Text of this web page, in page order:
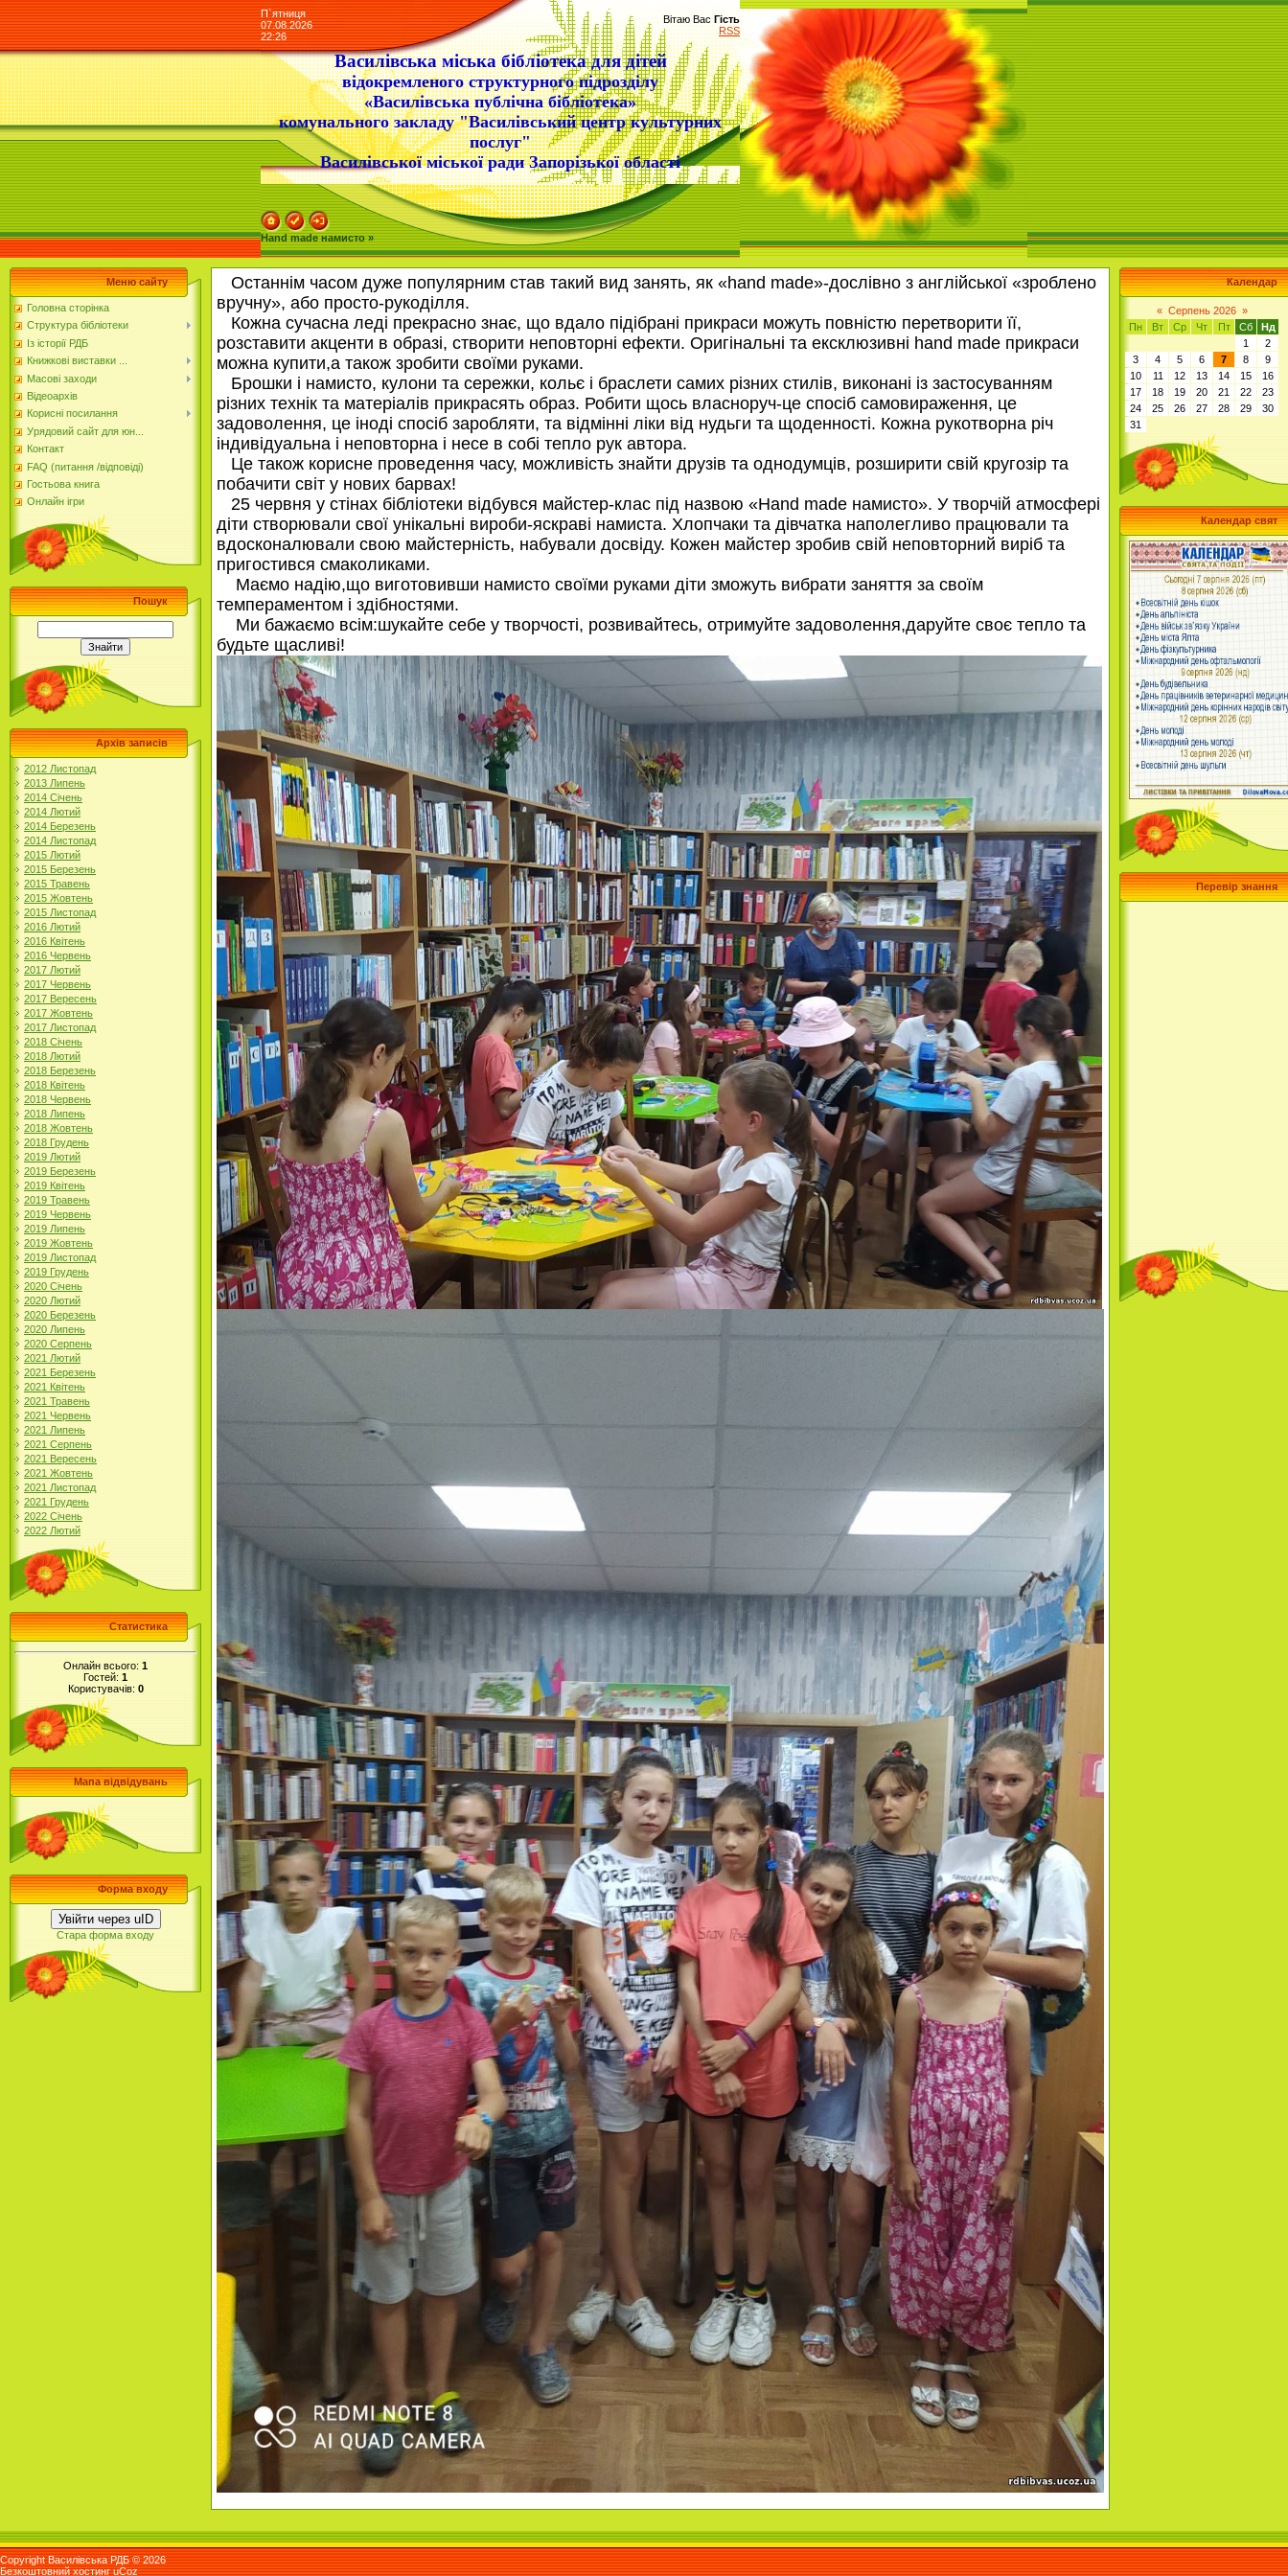
П`ятниця
07.08.2026
22:26
Вітаю Вас Гість
RSS
Василівська міська бібліотека для дітей
відокремленого структурного підрозділу
«Василівська публічна бібліотека»
комунального закладу "Василівський центр культурних
послуг"
Василівської міської ради Запорізької області
Hand made намисто »
Меню сайту
Головна сторінка
Структура бібліотеки
Із історії РДБ
Книжкові виставки ...
Масові заходи
Відеоархів
Корисні посилання
Урядовий сайт для юн...
Контакт
FAQ (питання /відповіді)
Гостьова книга
Онлайн ігри
Пошук
Архів записів
2012 Листопад
2013 Липень
2014 Січень
2014 Лютий
2014 Березень
2014 Листопад
2015 Лютий
2015 Березень
2015 Травень
2015 Жовтень
2015 Листопад
2016 Лютий
2016 Квітень
2016 Червень
2017 Лютий
2017 Червень
2017 Вересень
2017 Жовтень
2017 Листопад
2018 Січень
2018 Лютий
2018 Березень
2018 Квітень
2018 Червень
2018 Липень
2018 Жовтень
2018 Грудень
2019 Лютий
2019 Березень
2019 Квітень
2019 Травень
2019 Червень
2019 Липень
2019 Жовтень
2019 Листопад
2019 Грудень
2020 Січень
2020 Лютий
2020 Березень
2020 Липень
2020 Серпень
2021 Лютий
2021 Березень
2021 Квітень
2021 Травень
2021 Червень
2021 Липень
2021 Серпень
2021 Вересень
2021 Жовтень
2021 Листопад
2021 Грудень
2022 Січень
2022 Лютий
Статистика
Онлайн всього: 1
Гостей: 1
Користувачів: 0
Мапа відвідувань
Форма входу
Увійти через uID
Стара форма входу
Останнім часом дуже популярним став такий вид занять, як «hand made»-дослівно з англійської «зроблено
вручну», або просто-рукоділля.
Кожна сучасна леді прекрасно знає, що вдало підібрані прикраси можуть повністю перетворити її,
розставити акценти в образі, створити неповторні ефекти. Оригінальні та ексклюзивні hand made прикраси
можна купити,а також зробити своїми руками.
Брошки і намисто, кулони та сережки, кольє і браслети самих різних стилів, виконані із застосуванням
різних технік та матеріалів прикрасять образ. Робити щось власноруч-це спосіб самовираження, це
задоволення, це іноді спосіб заробляти, та відмінні ліки від нудьги та щоденності. Кожна рукотворна річ
індивідуальна і неповторна і несе в собі тепло рук автора.
Це також корисне проведення часу, можливість знайти друзів та однодумців, розширити свій кругозір та
побачити світ у нових барвах!
25 червня у стінах бібліотеки відбувся майстер-клас під назвою «Hand made намисто». У творчій атмосфері
діти створювали свої унікальні вироби-яскраві намиста. Хлопчаки та дівчатка наполегливо працювали та
вдосконалювали свою майстерність, набували досвіду. Кожен майстер зробив свій неповторний виріб та
пригостився смаколиками.
Маємо надію,що виготовивши намисто своїми руками діти зможуть вибрати заняття за своїм
темпераментом і здібностями.
Ми бажаємо всім:шукайте себе у творчості, розвивайтесь, отримуйте задоволення,даруйте своє тепло та
будьте щасливі!
Календар
« Серпень 2026 »
Пн
Вт Ср Чт Пт Сб
Нд
1
2
3
4 5 6 7 8
9
10
11 12 13 14 15
16
17
18 19 20 21 22
23
24
25 26 27 28 29
30
31
Календар свят
Перевір знання
Copyright Василівська РДБ © 2026
Безкоштовний хостинг uCoz